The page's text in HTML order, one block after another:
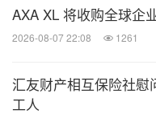
AXA XL 将收购全球企
2026-08-07 22:08 1261
汇友财产相互保险社慰
工人